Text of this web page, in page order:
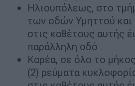
Ηλιουπόλεως, στο
των οδών Υμηττού και
στις καθέτους αυτής
παράλληλη οδό .
Καρέα, σε όλο το
(2) ρεύματα